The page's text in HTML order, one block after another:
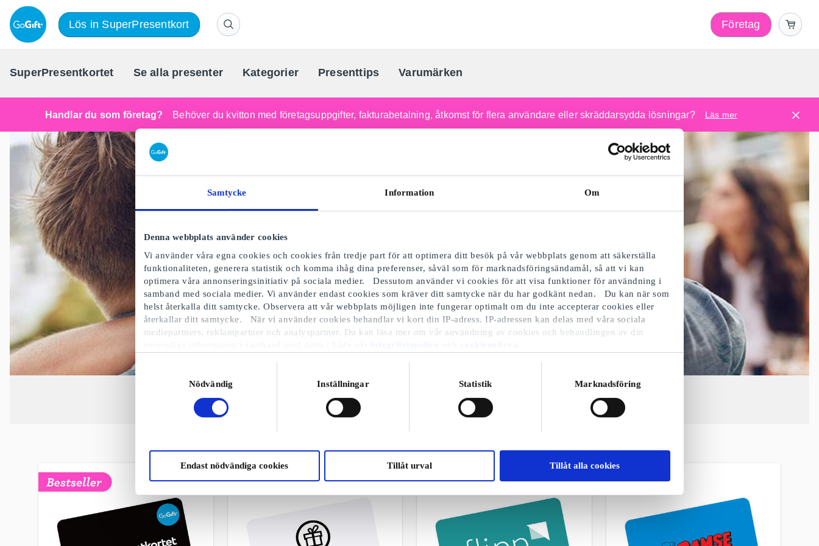
Samtycke Information Om
Denna webbplats använder cookies
Vi använder våra egna cookies och cookies från tredje part för att optimera ditt besök på vår webbplats genom att säkerställa
funktionaliteten, generera statistik och komma ihåg dina preferenser, såväl som för marknadsföringsändamål, så att vi kan
optimera våra annonseringsinitiativ på sociala medier. Dessutom använder vi cookies för att visa funktioner för användning i
samband med sociala medier. Vi använder endast cookies som kräver ditt samtycke när du har godkänt nedan. Du kan när som
helst återkalla ditt samtycke. Observera att vår webbplats möjligen inte fungerar optimalt om du inte accepterar cookies eller
återkallar ditt samtycke. När vi använder cookies behandlar vi kort din IP-adress. IP-adressen kan delas med våra sociala
mediepartners, reklampartner och analyspartner. Du kan läsa mer om vår användning av cookies och behandlingen av din
Nödvändig
Inställningar Statistik Marknadsföring
Endast nödvändiga cookies Tillåt urval Tillåt alla cookies
Lös in SuperPresentkort Företag
SuperPresentkortet Se alla presenter Kategorier Presenttips Varumärken
Sveriges största presentkortportal
Handlar du som företag? Behöver du kvitton med företagsuppgifter, fakturabetalning, åtkomst för flera användare eller skräddarsydda lösningar? Läs mer
Presentkort på streamingtjänster